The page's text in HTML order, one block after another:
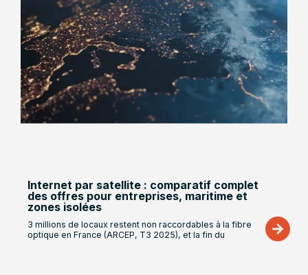
Internet par satellite : comparatif complet
des offres pour entreprises, maritime et
zones isolées
3 millions de locaux restent non raccordables à la fibre
optique en France (ARCEP, T3 2025), et la fin du